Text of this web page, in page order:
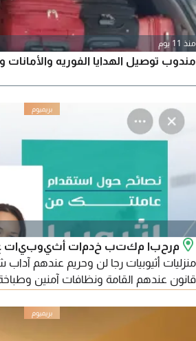
منذ 11 يوم
مندوب توصيل الهدايا الفوريه
مرحبا مكتب خدمات أثيوبيات
منزليات أثيوبيات رجا لن وحريم عندهم
قانون عندهم القامة ونظافات آمنين